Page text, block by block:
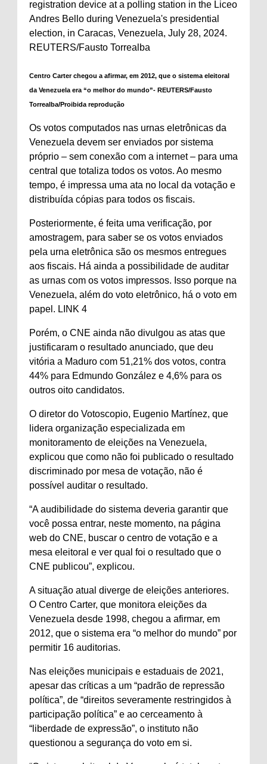
Centro Carter chegou a afirmar, em 2012, que o sistema eleitoral
da Venezuela era “o melhor do mundo”- REUTERS/Fausto
Torrealba/Proibida reprodução
Os votos computados nas urnas eletrônicas da
Venezuela devem ser enviados por sistema
próprio – sem conexão com a internet – para uma
central que totaliza todos os votos. Ao mesmo
tempo, é impressa uma ata no local da votação e
distribuída cópias para todos os fiscais.
Posteriormente, é feita uma verificação, por
amostragem, para saber se os votos enviados
pela urna eletrônica são os mesmos entregues
aos fiscais. Há ainda a possibilidade de auditar
as urnas com os votos impressos. Isso porque na
Venezuela, além do voto eletrônico, há o voto em
papel. LINK 4
Porém, o CNE ainda não divulgou as atas que
justificaram o resultado anunciado, que deu
vitória a Maduro com 51,21% dos votos, contra
44% para Edmundo González e 4,6% para os
outros oito candidatos.
O diretor do Votoscopio, Eugenio Martínez, que
lidera organização especializada em
monitoramento de eleições na Venezuela,
explicou que como não foi publicado o resultado
discriminado por mesa de votação, não é
possível auditar o resultado.
“A audibilidade do sistema deveria garantir que
você possa entrar, neste momento, na página
web do CNE, buscar o centro de votação e a
mesa eleitoral e ver qual foi o resultado que o
CNE publicou”, explicou.
A situação atual diverge de eleições anteriores.
O Centro Carter, que monitora eleições da
Venezuela desde 1998, chegou a afirmar, em
2012, que o sistema era “o melhor do mundo” por
permitir 16 auditorias.
Nas eleições municipais e estaduais de 2021,
apesar das críticas a um “padrão de repressão
política”, de “direitos severamente restringidos à
participação política” e ao cerceamento à
“liberdade de expressão”, o instituto não
questionou a segurança do voto em si.